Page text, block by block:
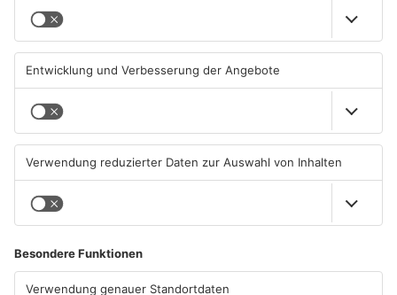
04.08.2026, 15:07 UHR IN
PRIMAVERALAND